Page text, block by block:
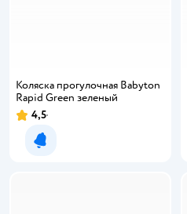
Коляска прогулочная Babyton
Rapid Green зеленый
4,5
Уведомить о появлении